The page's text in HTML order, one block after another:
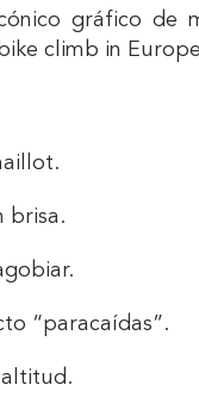
gráfico de
climb in Europe
brisa.
“paracaídas”.